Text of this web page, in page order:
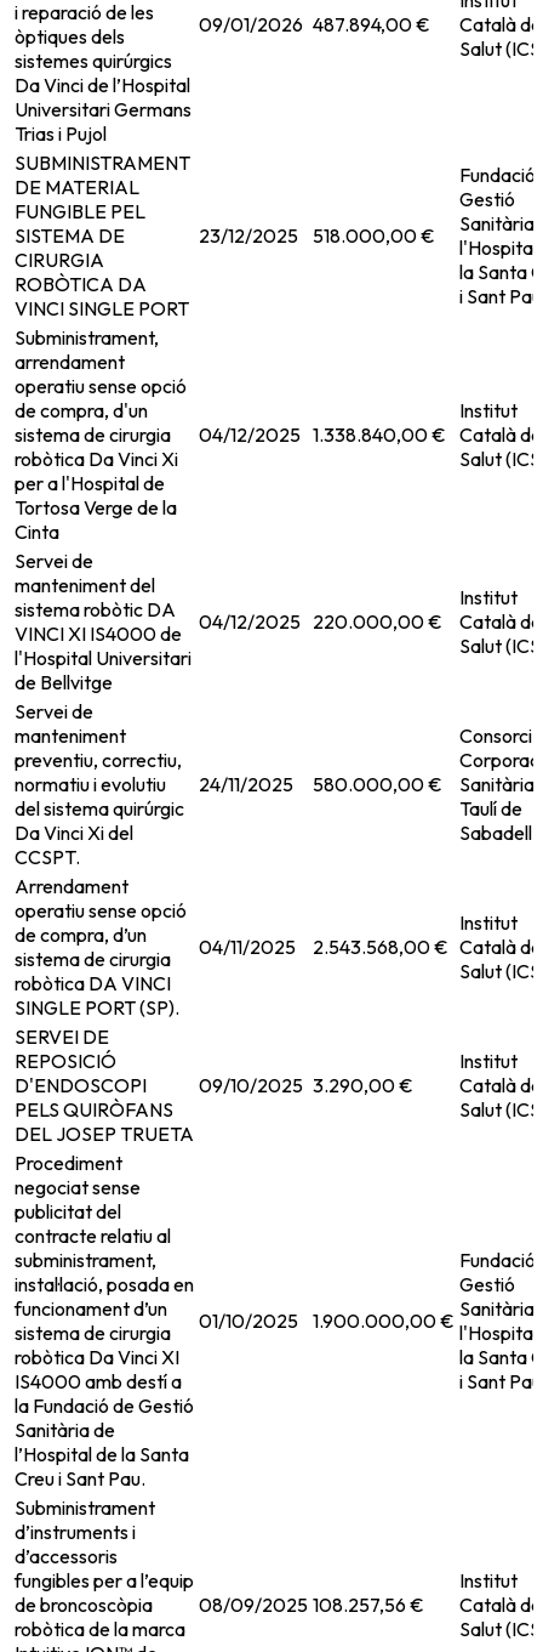
i reparació de les
òptiques dels
sistemes quirúrgics
Da Vinci de l’Hospital
Universitari Germans
Trias i Pujol
09/01/2026 487.894,00 €
Català
Salut
SUBMINISTRAMENT
DE MATERIAL
FUNGIBLE PEL
SISTEMA DE
CIRURGIA
ROBÒTICA DA
VINCI SINGLE PORT
23/12/2025 518.000,00 €
Fundació
Gestió
Sanitària
l'Hospital
la Santa
i Sant Pau
Subministrament,
arrendament
operatiu sense opció
de compra, d'un
sistema de cirurgia
robòtica Da Vinci Xi
per a l'Hospital de
Tortosa Verge de la
Cinta
04/12/2025 1.338.840,00 €
Institut
Català
Salut
Servei de
manteniment del
sistema robòtic DA
VINCI XI IS4000 de
l'Hospital Universitari
de Bellvitge
04/12/2025 220.000,00 €
Institut
Català
Salut
Servei de
manteniment
preventiu, correctiu,
normatiu i evolutiu
del sistema quirúrgic
Da Vinci Xi del
CCSPT.
24/11/2025 580.000,00 €
Consorci
Sanitària
Taulí de
Sabadell
Arrendament
operatiu sense opció
de compra, d’un
sistema de cirurgia
robòtica DA VINCI
SINGLE PORT (SP).
04/11/2025 2.543.568,00 €
Institut
Català
Salut
SERVEI DE
REPOSICIÓ
D'ENDOSCOPI
PELS QUIRÒFANS
DEL JOSEP TRUETA
09/10/2025 3.290,00 €
Institut
Català
Salut
Procediment
negociat sense
publicitat del
contracte relatiu al
subministrament,
instal·lació, posada en
funcionament d’un
sistema de cirurgia
robòtica Da Vinci XI
IS4000 amb destí a
la Fundació de Gestió
Sanitària de
l’Hospital de la Santa
Creu i Sant Pau.
01/10/2025 1.900.000,00 €
Fundació
Gestió
Sanitària
l'Hospital
la Santa
i Sant Pau
Subministrament
d’instruments i
d’accessoris
fungibles per a l’equip
de broncoscòpia
robòtica de la marca
08/09/2025 108.257,56 €
Institut
Català
Salut